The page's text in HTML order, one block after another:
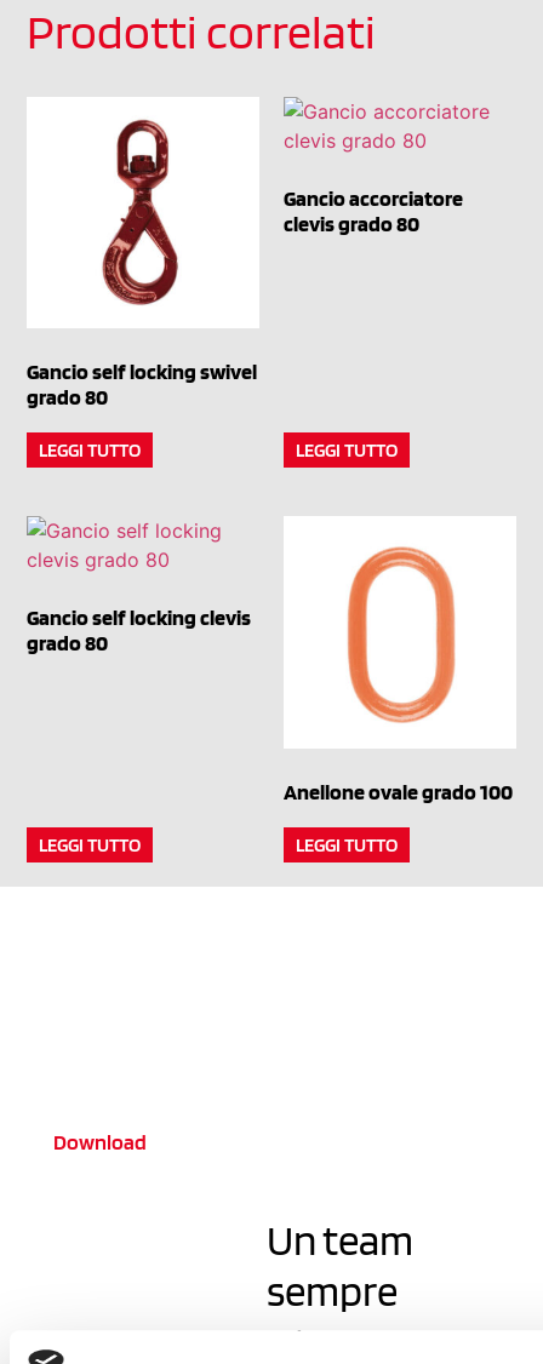
Prodotti correlati
Gancio self locking swivel
grado 80
LEGGI TUTTO
Gancio accorciatore
clevis grado 80
LEGGI TUTTO
Gancio self locking clevis
grado 80
LEGGI TUTTO
Anellone ovale grado 100
LEGGI TUTTO
Download
Un team
sempre
a tua